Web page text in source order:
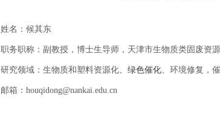
姓名：候其东
职务职称：副教授， 博士生导师，天津市生物质类固废资
研究领域： 生物质和塑料资源化、绿色催化、环境修复，
邮箱： houqidong@nankai.edu.cn